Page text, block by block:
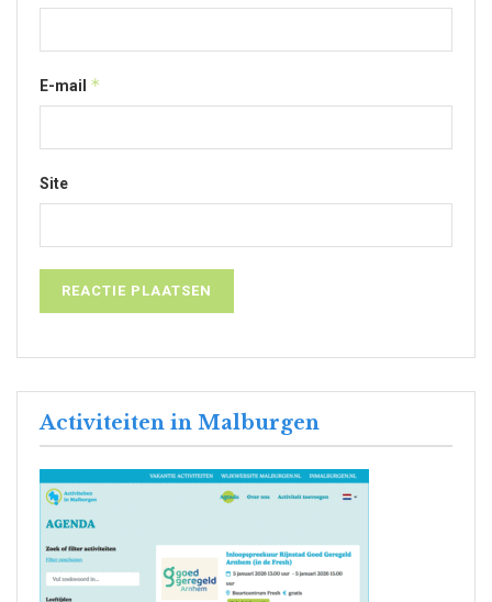
E-mail *
Site
Activiteiten in Malburgen